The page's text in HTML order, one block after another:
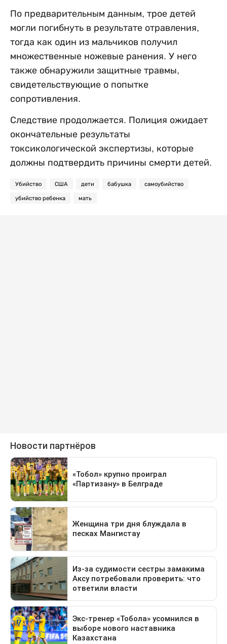
По предварительным данным, трое детей
могли погибнуть в результате отравления,
тогда как один из мальчиков получил
множественные ножевые ранения. У него
также обнаружили защитные травмы,
свидетельствующие о попытке
сопротивления.
Следствие продолжается. Полиция ожидает
окончательные результаты
токсикологической экспертизы, которые
должны подтвердить причины смерти детей.
Убийство США дети бабушка самоубийство
убийство ребенка мать